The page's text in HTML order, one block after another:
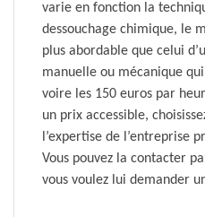
varie en fonction la
dessouchage chimique, le
plus abordable que celui
manuelle ou mécanique
voire les 150 euros par
un prix accessible,
l’expertise de l’entreprise
Vous pouvez la contacter
vous voulez lui demander